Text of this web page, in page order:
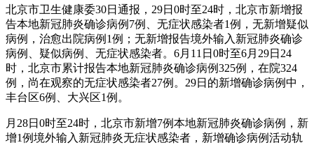
北京市卫生健康委30日通报，29日0时至24时，北京市新增报
告本地新冠肺炎确诊病例7例、无症状感染者1例，无新增疑似
病例，治愈出院病例1例；无新增报告境外输入新冠肺炎确诊
病例、疑似病例、无症状感染者。6月11日0时至6月29日24
时，北京市累计报告本地新冠肺炎确诊病例325例，在院324
例，尚在观察的无症状感染者27例。29日的新增确诊病例中，
丰台区6例、大兴区1例。
月28日0时至24时，北京市新增7例本地新冠肺炎确诊病例，新
增1例境外输入新冠肺炎无症状感染者，新增确诊病例活动轨